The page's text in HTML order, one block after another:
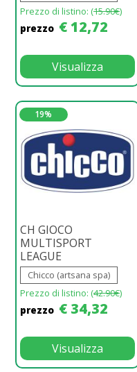
Prezzo di listino: (15.90€)
prezzo € 12,72
Visualizza
19%
CH GIOCO
MULTISPORT
LEAGUE
Chicco (artsana spa)
Prezzo di listino: (42.90€)
prezzo € 34,32
Visualizza